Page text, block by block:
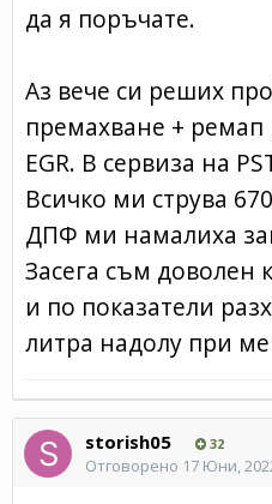
да я поръчате.
Аз вече си реших
премахване +
EGR. В сервиза на
Всичко ми струва
ДПФ ми намалиха
Засега съм доволен
и по показатели
литра надолу при
storish05 32
Отговорено 17 Юни,